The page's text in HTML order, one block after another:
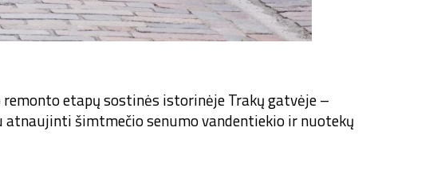
remonto etapų sostinės istorinėje Trakų gatvėje –
šimtmečio senumo vandentiekio ir nuotekų